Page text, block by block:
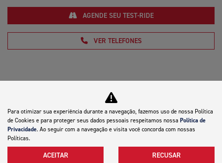
VER TELEFONES
AGENDE SEU TEST-RIDE
Motocicletas
Mapa do site
Para otimizar sua experiência durante a navegação, fazemos uso de nossa Política
de Cookies e para proteger seus dados pessoais respeitamos nossa Política de
Privacidade. Ao seguir com a navegação e visita você concorda com nossas
Políticas.
ACEITAR RECUSAR